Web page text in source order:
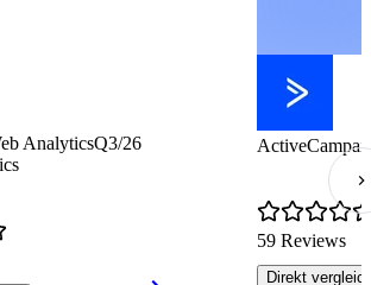
AnalyticsQ3/26
59 Reviews
Direkt